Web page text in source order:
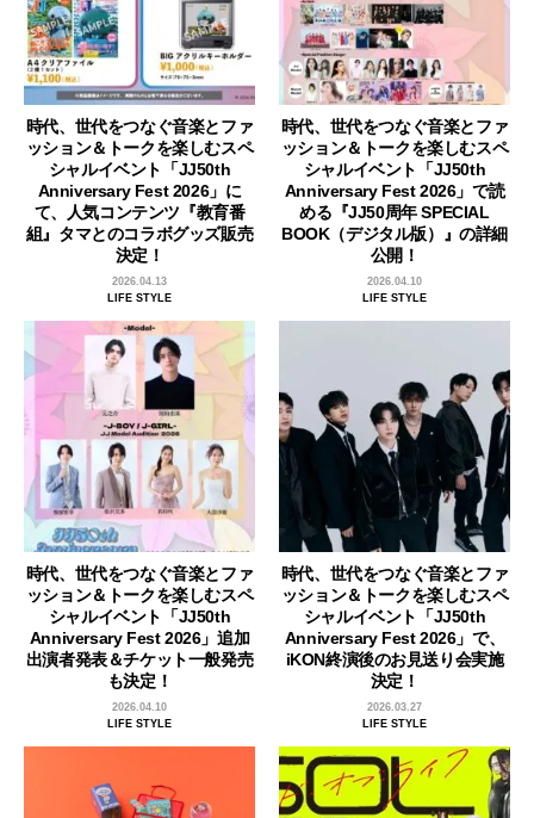
時代、世代をつなぐ音楽とファ
ッション＆トークを楽しむスペ
シャルイベント「JJ50th
Anniversary Fest 2026」に
て、人気コンテンツ『教育番
組』タマとのコラボグッズ販売
決定！
2026.04.13
LIFE STYLE
時代、世代をつなぐ音楽とファ
ッション＆トークを楽しむスペ
シャルイベント「JJ50th
Anniversary Fest 2026」で読
める『JJ50周年 SPECIAL
BOOK（デジタル版）』の詳細
公開！
2026.04.10
LIFE STYLE
時代、世代をつなぐ音楽とファ
ッション＆トークを楽しむスペ
シャルイベント「JJ50th
Anniversary Fest 2026」追加
出演者発表＆チケット一般発売
も決定！
2026.04.10
LIFE STYLE
時代、世代をつなぐ音楽とファ
ッション＆トークを楽しむスペ
シャルイベント「JJ50th
Anniversary Fest 2026」で、
iKON終演後のお見送り会実施
決定！
2026.03.27
LIFE STYLE